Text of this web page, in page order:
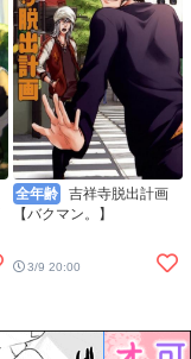
全年齢
【バクマン。】
3/9 20:00